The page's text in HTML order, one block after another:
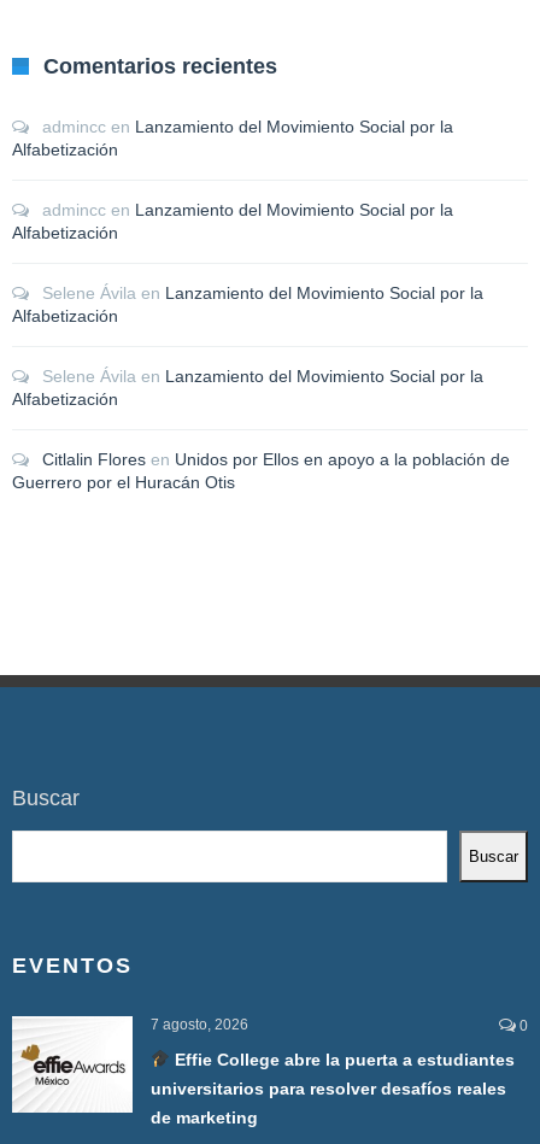
Comentarios recientes
admincc en Lanzamiento del Movimiento Social por la
Alfabetización
admincc en Lanzamiento del Movimiento Social por la
Alfabetización
Selene Ávila en Lanzamiento del Movimiento Social por la
Alfabetización
Selene Ávila en Lanzamiento del Movimiento Social por la
Alfabetización
Citlalin Flores en Unidos por Ellos en apoyo a la población de
Guerrero por el Huracán Otis
Buscar
Buscar
EVENTOS
7 agosto, 2026 0
Effie College abre la puerta a estudiantes
universitarios para resolver desafíos reales
de marketing